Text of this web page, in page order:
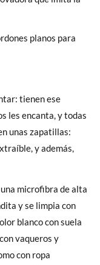
planos para
tienen ese
les encanta, y todas
unas zapatillas:
y además,
microfibra de alta
y se limpia con
blanco con suela
vaqueros y
con ropa